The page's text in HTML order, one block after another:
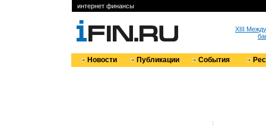
интернет финансы
XIII
Новости Публикации События